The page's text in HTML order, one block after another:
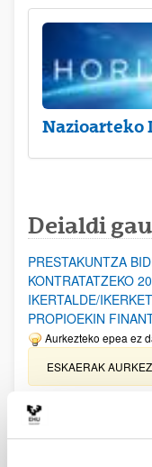
Nazioarteko
Deialdi
PRESTAKUNTZA
KONTRATATZEKO
IKERTALDE/
PROPIOEKIN
Aurkezteko epea ez
ESKAERAK
UPV/EHUn
erosi eta berritzeko